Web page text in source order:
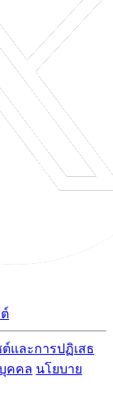
และการปฏิเสธ
คคล นโยบาย